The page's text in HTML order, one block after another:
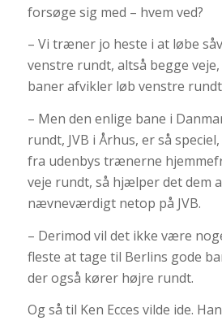
forsøge sig med – hvem ved?
– Vi træner jo heste i at løbe
venstre rundt, altså begge
baner afvikler løb venstre
– Men den enlige bane i
rundt, JVB i Århus, er så
fra udenbys trænerne
veje rundt, så hjælper det dem
nævneværdigt netop på JVB.
– Derimod vil det ikke være
fleste at tage til Berlins gode
der også kører højre rundt.
Og så til Ken Ecces vilde ide.